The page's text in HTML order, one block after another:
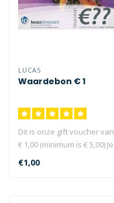
LUCAS
Waardebon € 1
Dit is onze gift voucher van
€ 1,00 (minimum is € 5,00) Je
kunt de gift vou..
€1,00